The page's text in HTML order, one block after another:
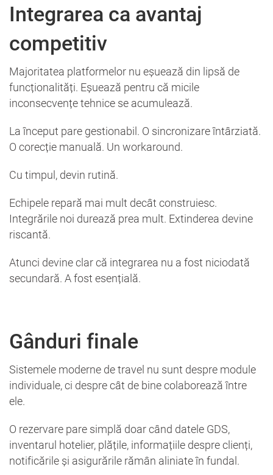
Integrarea ca avantaj
competitiv
Majoritatea platformelor nu eșuează din lipsă de
funcționalități. Eșuează pentru că micile
inconsecvențe tehnice se acumulează.
La început pare gestionabil. O sincronizare întârziată.
O corecție manuală. Un workaround.
Cu timpul, devin rutină.
Echipele repară mai mult decât construiesc.
Integrările noi durează prea mult. Extinderea devine
riscantă.
Atunci devine clar că integrarea nu a fost niciodată
secundară. A fost esențială.
Gânduri finale
Sistemele moderne de travel nu sunt despre module
individuale, ci despre cât de bine colaborează între
ele.
O rezervare pare simplă doar când datele GDS,
inventarul hotelier, plățile, informațiile despre clienți,
notificările și asigurările rămân aliniate în fundal.